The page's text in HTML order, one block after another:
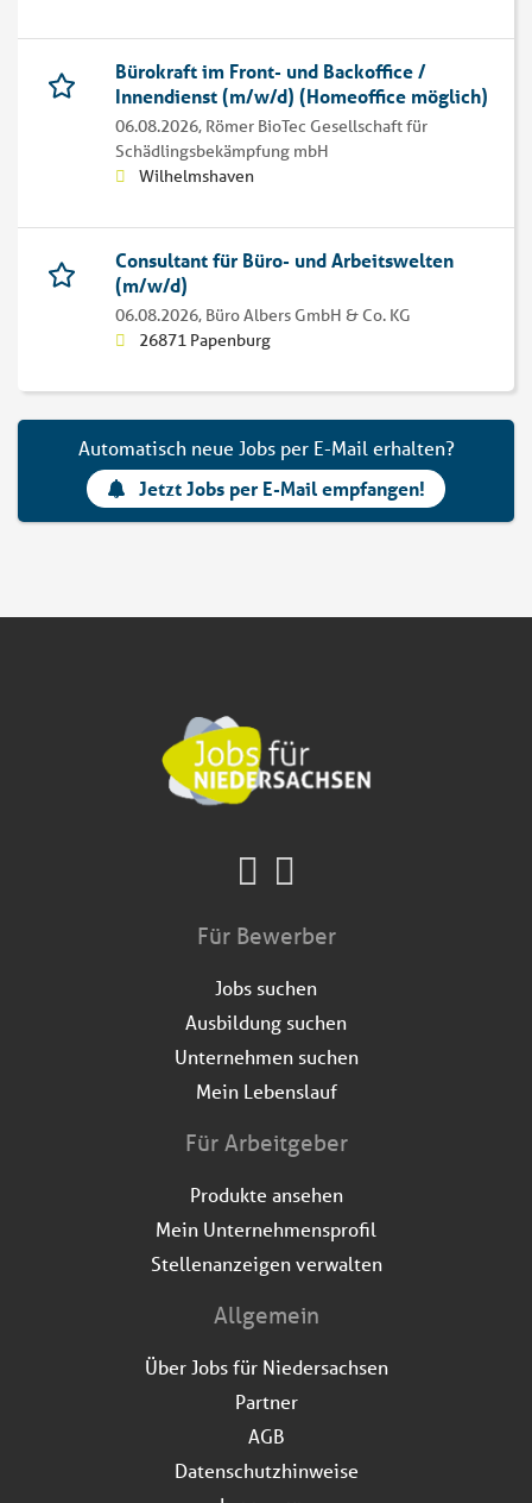
Bürokraft im Front- und Backoffice /
Innendienst (m/w/d) (Homeoffice möglich)
06.08.2026, Römer BioTec Gesellschaft für
Schädlingsbekämpfung mbH
Wilhelmshaven
Consultant für Büro- und Arbeitswelten
(m/w/d)
06.08.2026, Büro Albers GmbH & Co. KG
26871 Papenburg
Automatisch neue Jobs per E-Mail erhalten?
Jetzt Jobs per E-Mail empfangen!
Für Bewerber
Jobs suchen
Ausbildung suchen
Unternehmen suchen
Mein Lebenslauf
Für Arbeitgeber
Produkte ansehen
Mein Unternehmensprofil
Stellenanzeigen verwalten
Allgemein
Über Jobs für Niedersachsen
Partner
AGB
Datenschutzhinweise